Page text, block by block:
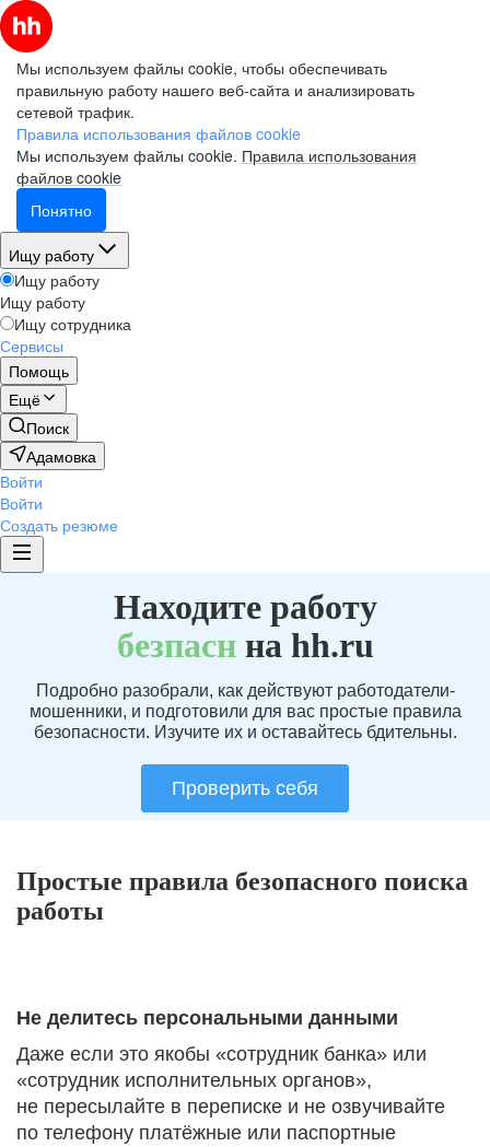
Мы используем файлы cookie, чтобы обеспечивать
правильную работу нашего веб-сайта и анализировать
сетевой трафик.
Правила использования файлов cookie
Мы используем файлы cookie. Правила использования
файлов cookie
Понятно
Ищу работу
Ищу работу
Ищу работу
Ищу сотрудника
Сервисы
Помощь
Ещё
Поиск
Адамовка
Войти
Войти
Создать резюме
Находите работу
безпаснна hh.ru
Подробно разобрали, как действуют работодатели-
мошенники, и подготовили для вас простые правила
безопасности. Изучите их и оставайтесь бдительны.
Проверить себя
Простые правила безопасного поиска
работы
Не делитесь персональными данными
Даже если это якобы «сотрудник банка» или
«сотрудник исполнительных органов»,
не пересылайте в переписке и не озвучивайте
по телефону платёжные или паспортные